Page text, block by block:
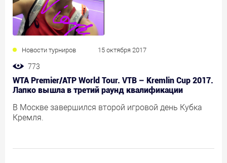
Новости турниров 15 октября 2017
773
WTA Premier/ATP World Tour. VTB – Kremlin Cup 2017.
Лапко вышла в третий раунд квалификации
В Москве завершился второй игровой день Кубка
Кремля.